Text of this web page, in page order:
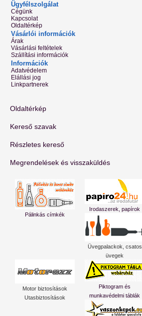
Ügyfélszolgálat
Cégünk
Kapcsolat
Oldaltérkép
Vásárlói információk
Árak
Vásárlási feltételek
Szállítási információk
Információk
Adatvédelem
Elállási jog
Linkpartnerek
Oldaltérkép
Kereső szavak
Részletes kereső
Megrendelések és visszaküldés
Pálinkás címkék
Irodaszerek, papírok
Üvegpalackok, csatos
üvegek
Motor biztosítások
Utasbiztosítások
Piktogram és
munkavédelmi táblák